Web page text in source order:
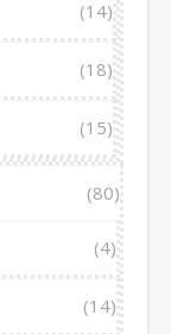
(14)
(18)
(15)
(80)
(4)
(14)